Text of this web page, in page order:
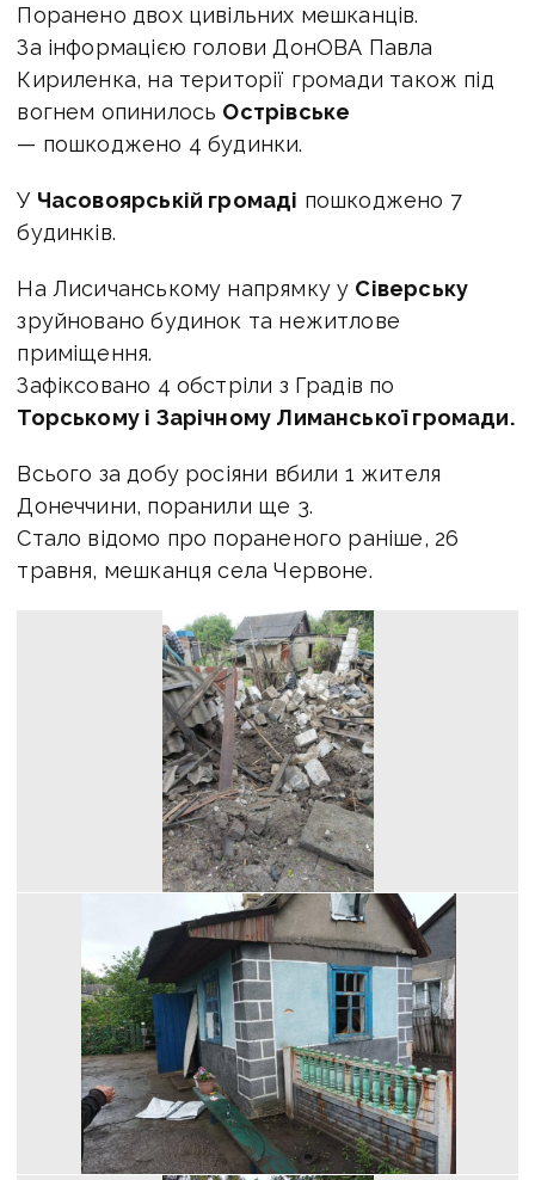
Поранено двох цивільних мешканців.
За інформацією голови ДонОВА Павла
Кириленка, на території громади також під
вогнем опинилось Острівське
— пошкоджено 4 будинки.
У Часовоярській громаді пошкоджено 7
будинків.
На Лисичанському напрямку у Сіверську
зруйновано будинок та нежитлове
приміщення.
Зафіксовано 4 обстріли з Градів по
Торському і Зарічному Лиманської громади.
Всього за добу росіяни вбили 1 жителя
Донеччини, поранили ще 3.
Стало відомо про пораненого раніше, 26
травня, мешканця села Червоне.